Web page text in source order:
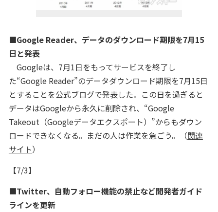
■Google Reader、データのダウンロード期限を7月15
日と発表
Googleは、7月1日をもってサービスを終了し
た“Google Reader”のデータダウンロード期限を7月15日
とすることを公式ブログで発表した。この日を過ぎると
データはGoogleから永久に削除され、“Google
Takeout（Googleデータエクスポート）”からもダウン
ロードできなくなる。まだの人は作業を急ごう。（関連
サイト）
【7/3】
■Twitter、自動フォロー機能の禁止など開発者ガイド
ラインを更新